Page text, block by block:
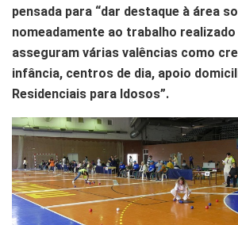
pensada para “dar destaque à área
nomeadamente ao trabalho realizado
asseguram várias valências como
infância, centros de dia, apoio
Residenciais para Idosos”.